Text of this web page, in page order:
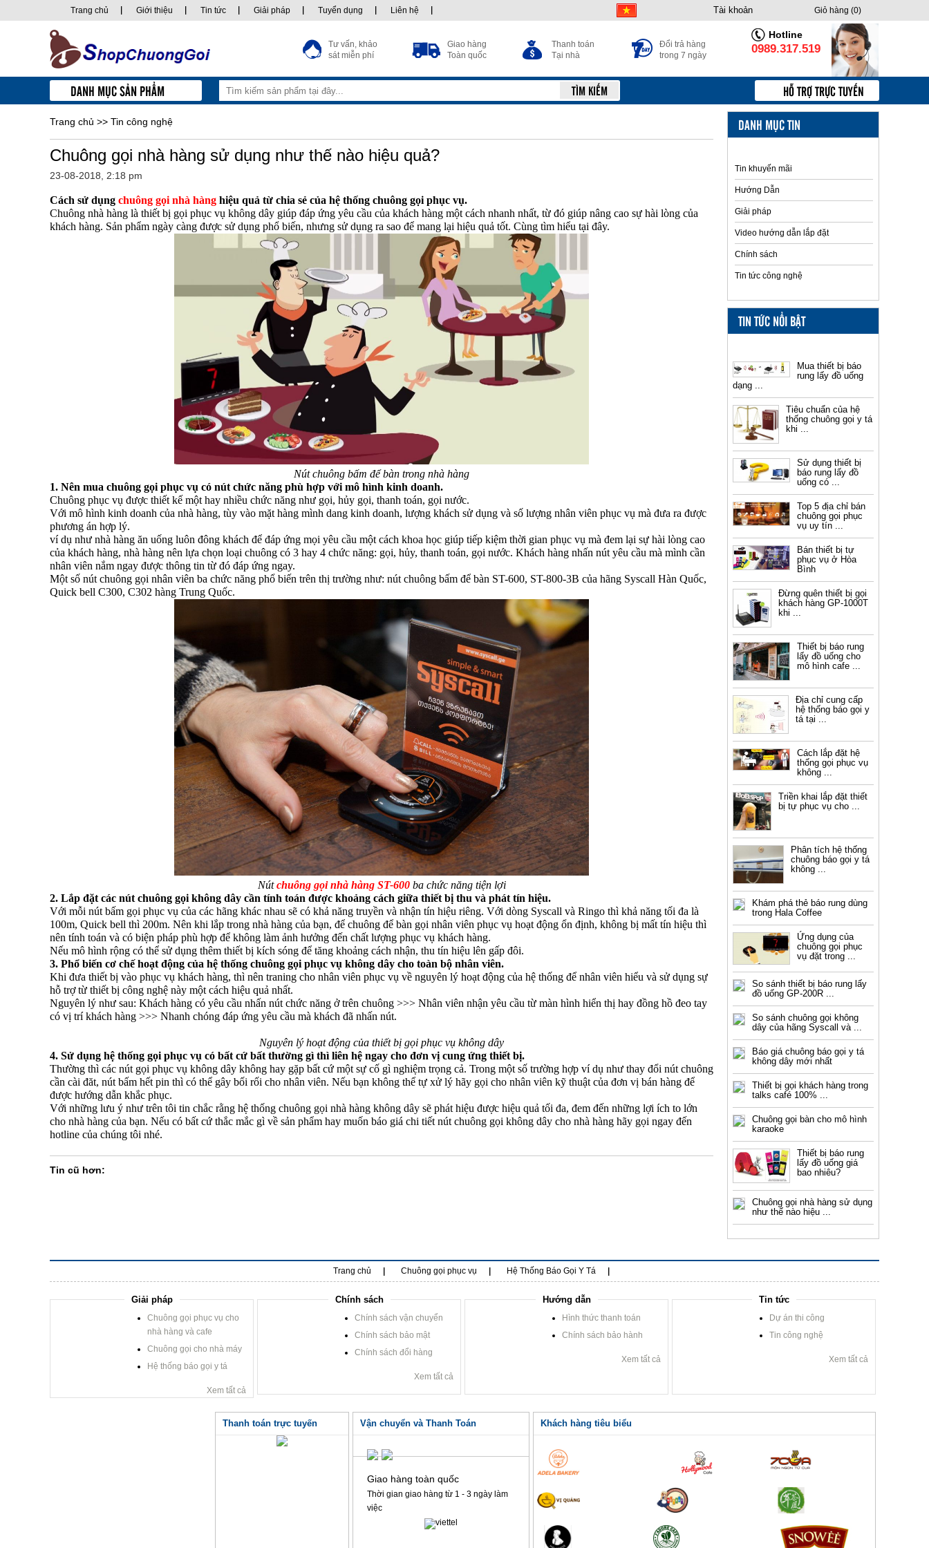
Trang chủ Giới thiệu Tin tức Giải pháp Tuyển dụng Liên hệ Giỏ hàng (0)
Tài khoản
Tư vấn, khảo
sát miễn phí
Giao hàng
Toàn quốc
Thanh toán
Tại nhà
Đổi trả hàng
trong 7 ngày
Hotline
0989.317.519
DANH MỤC SẢN PHẨM HỖ TRỢ TRỰC TUYẾN
DANH MỤC TIN
Tin khuyến mãi
Hướng Dẫn
Giải pháp
Video hướng dẫn lắp đặt
Chính sách
Tin tức công nghệ
TIN TỨC NỔI BẬT
Mua thiết bị báo
rung lấy đồ uống
dạng ...
Tiêu chuẩn của hệ
thống chuông gọi y tá
khi ...
Sử dụng thiết bị
báo rung lấy đồ
uống có ...
Top 5 địa chỉ bán
chuông gọi phục
vụ uy tín ...
Bán thiết bị tự
phục vụ ở Hòa
Bình
Đừng quên thiết bị gọi
khách hàng GP-1000T
khi ...
Thiết bị báo rung
lấy đồ uống cho
mô hình cafe ...
Địa chỉ cung cấp
hệ thống báo gọi y
tá tại ...
Cách lắp đặt hệ
thống gọi phục vụ
không ...
Triền khai lắp đặt thiết
bị tự phục vụ cho ...
Phân tích hệ thống
chuông báo gọi y tá
không ...
Khám phá thẻ báo rung dùng
trong Hala Coffee
Ứng dụng của
chuông gọi phục
vụ đặt trong ...
So sánh thiết bị báo rung lấy
đồ uống GP-200R ...
So sánh chuông gọi không
dây của hãng Syscall và ...
Báo giá chuông báo gọi y tá
không dây mới nhất
Thiết bị gọi khách hàng trong
talks café 100% ...
Chuông gọi bàn cho mô hình
karaoke
Thiết bị báo rung
lấy đồ uống giá
bao nhiêu?
Chuông gọi nhà hàng sử dụng
như thế nào hiệu ...
Trang chủ >> Tin công nghệ
Chuông gọi nhà hàng sử dụng như thế nào hiệu quả?
23-08-2018, 2:18 pm
Cách sử dụng chuông gọi nhà hàng hiệu quả từ chia sẻ của hệ thống chuông gọi phục vụ.
Chuông nhà hàng là thiết bị gọi phục vụ không dây giúp đáp ứng yêu cầu của khách hàng một cách nhanh nhất, từ đó giúp nâng cao sự hài lòng của
khách hàng. Sản phẩm ngày càng được sử dụng phổ biến, nhưng sử dụng ra sao để mang lại hiệu quả tốt. Cùng tìm hiểu tại đây.
Nút chuông bấm để bàn trong nhà hàng
1. Nên mua chuông gọi phục vụ có nút chức năng phù hợp với mô hình kinh doanh.
Chuông phục vụ được thiết kế một hay nhiều chức năng như gọi, hủy gọi, thanh toán, gọi nước.
Với mô hình kinh doanh của nhà hàng, tùy vào mặt hàng mình dang kinh doanh, lượng khách sử dụng và số lượng nhân viên phục vụ mà đưa ra được
phương án hợp lý.
ví dụ như nhà hàng ăn uống luôn đông khách để đáp ứng mọi yêu cầu một cách khoa học giúp tiếp kiệm thời gian phục vụ mà đem lại sự hài lòng cao
của khách hàng, nhà hàng nên lựa chọn loại chuông có 3 hay 4 chức năng: gọi, hủy, thanh toán, gọi nước. Khách hàng nhấn nút yêu cầu mà mình cần
nhân viên nắm ngay được thông tin từ đó đáp ứng ngay.
Một số nút chuông gọi nhân viên ba chức năng phổ biến trên thị trường như: nút chuông bấm để bàn ST-600, ST-800-3B của hãng Syscall Hàn Quốc,
Quick bell C300, C302 hàng Trung Quốc.
Nútchuông gọi nhà hàng ST-600ba chức năng tiện lợi
2. Lắp đặt các nút chuông gọi không dây cần tính toán được khoảng cách giữa thiết bị thu và phát tín hiệu.
Với mỗi nút bấm gọi phục vụ của các hãng khác nhau sẽ có khả năng truyền và nhận tín hiệu riêng. Với dòng Syscall và Ringo thì khả năng tối đa là
100m, Quick bell thì 200m. Nên khi lắp trong nhà hàng của bạn, để chuông để bàn gọi nhân viên phục vụ hoạt động ổn định, không bị mất tín hiệu thì
nên tính toán và có biện pháp phù hợp để không làm ảnh hưởng đến chất lượng phục vụ khách hàng.
Nếu mô hình rộng có thể sử dụng thêm thiết bị kích sóng để tăng khoảng cách nhận, thu tín hiệu lên gấp đôi.
3. Phổ biến cơ chế hoạt động của hệ thống chuông gọi phục vụ không dây cho toàn bộ nhân viên.
Khi đưa thiết bị vào phục vụ khách hàng, thì nên traning cho nhân viên phục vụ về nguyên lý hoạt động của hệ thống để nhân viên hiểu và sử dụng sự
hỗ trợ từ thiết bị công nghệ này một cách hiệu quả nhất.
Nguyên lý như sau: Khách hàng có yêu cầu nhấn nút chức năng ở trên chuông >>> Nhân viên nhận yêu cầu từ màn hình hiển thị hay đồng hồ đeo tay
có vị trí khách hàng >>> Nhanh chóng đáp ứng yêu cầu mà khách đã nhấn nút.
Nguyên lý hoạt động của thiết bị gọi phục vụ không dây
4. Sử dụng hệ thống gọi phục vụ có bất cứ bất thường gì thì liên hệ ngay cho đơn vị cung ứng thiết bị.
Thường thì các nút gọi phục vụ không dây không hay gặp bất cứ một sự cố gì nghiệm trọng cả. Trong một số trường hợp ví dụ như thay đổi nút chuông
cần cài đăt, nút bấm hết pin thì có thể gây bối rối cho nhân viên. Nếu bạn không thể tự xử lý hãy gọi cho nhân viên kỹ thuật của đơn vị bán hàng để
được hướng dẫn khắc phục.
Với những lưu ý như trên tôi tin chắc rằng hệ thống chuông gọi nhà hàng không dây sẽ phát hiệu được hiệu quả tối đa, đem đến những lợi ích to lớn
cho nhà hàng của bạn. Nếu có bất cứ thắc mắc gì về sản phẩm hay muốn báo giá chi tiết nút chuông gọi không dây cho nhà hàng hãy gọi ngay đến
hotline của chúng tôi nhé.
Tin cũ hơn:
Trang chủ Chuông gọi phục vụ Hệ Thống Báo Gọi Y Tá
Giải pháp
Chuông gọi phục vụ cho
nhà hàng và cafe
Chuông gọi cho nhà máy
Hệ thống báo gọi y tá
Xem tất cả
Chính sách
Chính sách vận chuyển
Chính sách bảo mật
Chính sách đổi hàng
Xem tất cả
Hướng dẫn
Hình thức thanh toán
Chính sách bảo hành
Xem tất cả
Tin tức
Dự án thi công
Tin công nghệ
Xem tất cả
Thanh toán trực tuyến Vận chuyển và Thanh Toán
Giao hàng toàn quốc
Thời gian giao hàng từ 1 - 3 ngày làm
việc
Khách hàng tiêu biểu